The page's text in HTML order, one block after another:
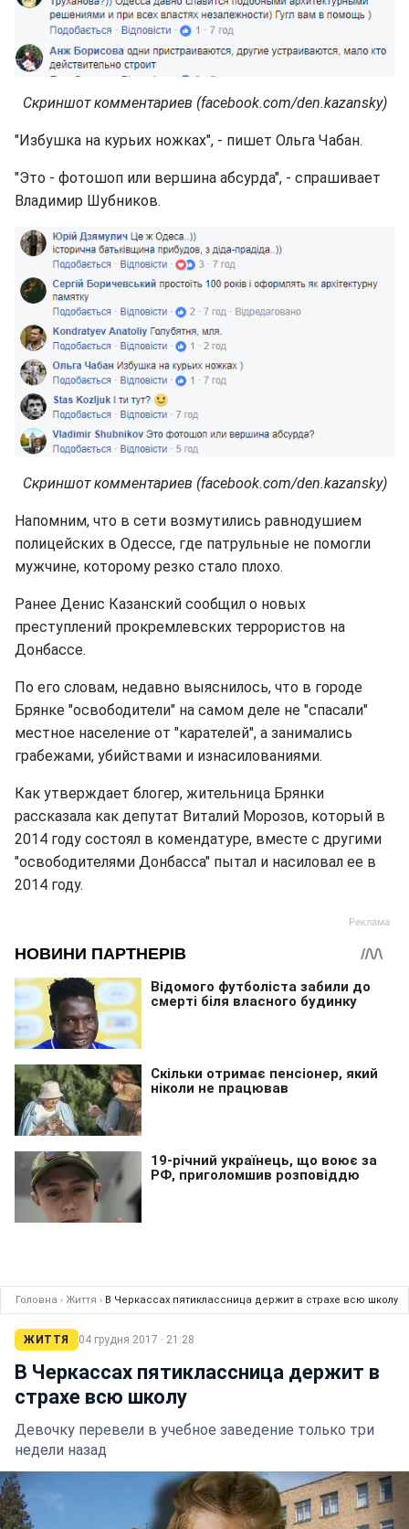
Скриншот комментариев (facebook.com/den.kazansky)
"Избушка на курьих ножках", - пишет Ольга Чабан.
"Это - фотошоп или вершина абсурда", - спрашивает
Владимир Шубников.
Скриншот комментариев (facebook.com/den.kazansky)
Напомним, что в сети возмутились равнодушием
полицейских в Одессе, где патрульные не помогли
мужчине, которому резко стало плохо.
Ранее Денис Казанский сообщил о новых
преступлений прокремлевских террористов на
Донбассе.
По его словам, недавно выяснилось, что в городе
Брянке "освободители" на самом деле не "спасали"
местное население от "карателей", а занимались
грабежами, убийствами и изнасилованиями.
Как утверждает блогер, жительница Брянки
рассказала как депутат Виталий Морозов, который в
2014 году состоял в комендатуре, вместе с другими
"освободителями Донбасса" пытал и насиловал ее в
2014 году.
Головна › Життя › В Черкассах пятиклассница держит в страхе всю школу
ЖИТТЯ 04 грудня 2017 · 21:28
В Черкассах пятиклассница держит в
страхе всю школу
Девочку перевели в учебное заведение только три
недели назад